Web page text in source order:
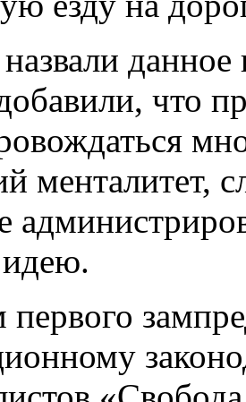
что
менталитет,
первого